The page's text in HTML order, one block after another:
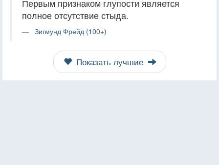
Первым признаком глупости является
полное отсутствие стыда.
Зигмунд Фрейд (100+)
Показать лучшие